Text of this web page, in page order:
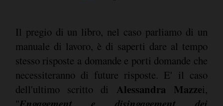
Il pregio di un libro, nel caso parliamo di un
manuale di lavoro, è di saperti dare al tempo
stesso risposte a domande e porti domande che
necessiteranno di future risposte. E' il caso
dell'ultimo scritto di Alessandra Mazzei,